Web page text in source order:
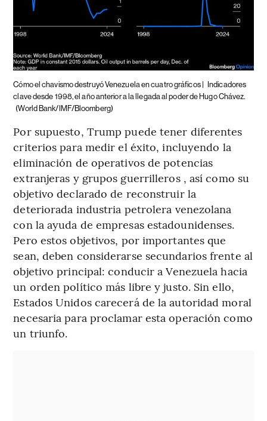
Cómo el chavismo destruyó Venezuela en cuatro gráficos |
Indicadores
clave desde 1998, el año anterior a la llegada al poder de Hugo Chávez.
(World Bank/IMF/Bloomberg)
Por supuesto, Trump puede tener diferentes
criterios para medir el éxito, incluyendo la
eliminación de operativos de potencias
extranjeras y grupos guerrilleros , así como su
objetivo declarado de reconstruir la
deteriorada industria petrolera venezolana
con la ayuda de empresas estadounidenses.
Pero estos objetivos, por importantes que
sean, deben considerarse secundarios frente al
objetivo principal: conducir a Venezuela hacia
un orden político más libre y justo. Sin ello,
Estados Unidos carecerá de la autoridad moral
necesaria para proclamar esta operación como
un triunfo.